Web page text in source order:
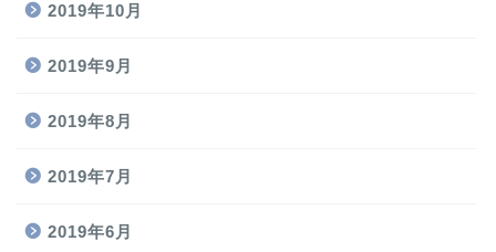
2019年10月
2019年9月
2019年8月
2019年7月
2019年6月